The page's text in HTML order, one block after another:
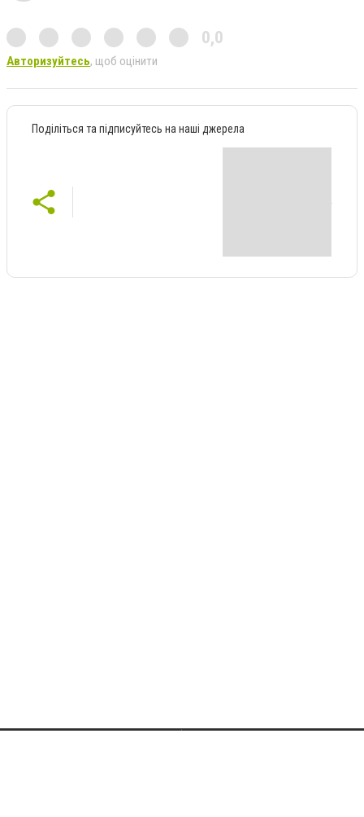
0,0
Авторизуйтесь, щоб оцінити
Поділіться та підписуйтесь на наші джерела